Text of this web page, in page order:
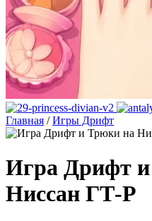
Главная / Игры Дрифт
Игра Дрифт
Ниссан ГТ-Р